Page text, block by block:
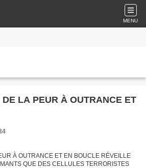
MENU
LA PEUR À OUTRANCE ET
À OUTRANCE ET EN BOUCLE RÉVEILLE
QUE DES CELLULES TERRORISTES